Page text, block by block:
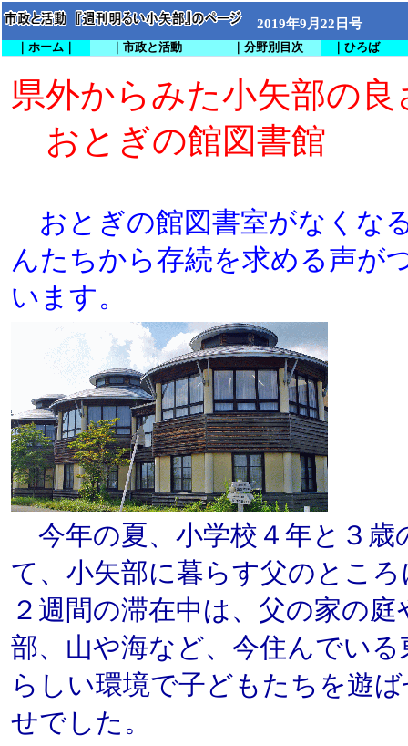
2019年9月22日号
｜ホーム｜ ｜市政と活動 ｜分野別目次 ｜ひろば
県外からみた小矢部の良
おとぎの館図書館
おとぎの館図書室がなくな
んたちから存続を求める声が
います。
今年の夏、小学校４年と３歳
て、小矢部に暮らす父のとこ
２週間の滞在中は、父の家の
部、山や海など、今住んでい
らしい環境で子どもたちを遊
せでした。